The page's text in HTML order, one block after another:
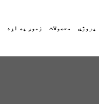
زموږ په اړه محصولات پروژې